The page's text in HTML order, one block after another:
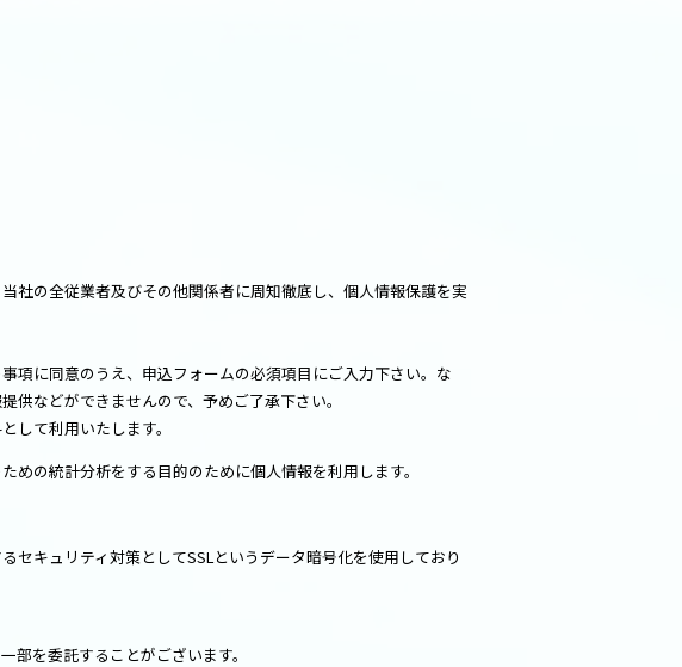
社の全従業者及びその他関係者に周知徹底し、個人情報保護を実
項に同意のうえ、申込フォームの必須項目にご入力下さい。な
などができませんので、予めご了承下さい。
して利用いたします。
の統計分析をする目的のために個人情報を利用します。
キュリティ対策としてSSLというデータ暗号化を使用しており
を委託することがございます。